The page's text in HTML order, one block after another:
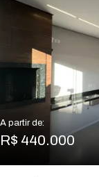
A partir de:
R$ 440.000